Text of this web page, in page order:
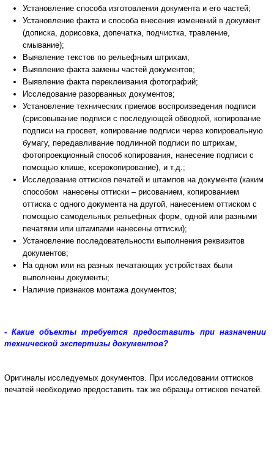
Установление способа изготовления документа и его частей;
Установление факта и способа внесения изменений в документ
(дописка, дорисовка, допечатка, подчистка, травление,
смывание);
Выявление текстов по рельефным штрихам;
Выявление факта замены частей документов;
Выявление факта переклеивания фотографий;
Исследование разорванных документов;
Установление технических приемов воспроизведения подписи
(срисовывание подписи с последующей обводкой, копирование
подписи на просвет, копирование подписи через копировальную
бумагу, передавливание подлинной подписи по штрихам,
фотопроекционный способ копирования, нанесение подписи с
помощью клише, ксерокопирование), и т.д.;
Исследование оттисков печатей и штампов на документе (каким
способом нанесены оттиски – рисованием, копированием
оттиска с одного документа на другой, нанесением оттиском с
помощью самодельных рельефных форм, одной или разными
печатями или штампами нанесены оттиски);
Установление последовательности выполнения реквизитов
документов;
На одном или на разных печатающих устройствах были
выполнены документы;
Наличие признаков монтажа документов;
- Какие объекты требуется предоставить при назначении
технической экспертизы документов?
Оригиналы исследуемых документов. При исследовании оттисков
печатей необходимо предоставить так же образцы оттисков печатей.